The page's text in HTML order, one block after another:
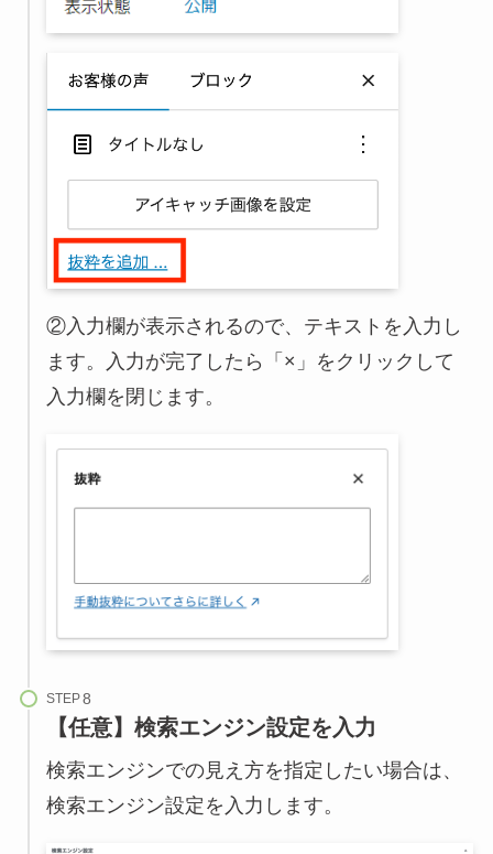
②入力欄が表示されるので、テキストを入力し
ます。入力が完了したら「×」をクリックして
入力欄を閉じます。
STEP
【任意】検索エンジン設定を入力
検索エンジンでの見え方を指定したい場合は、
検索エンジン設定を入力します。